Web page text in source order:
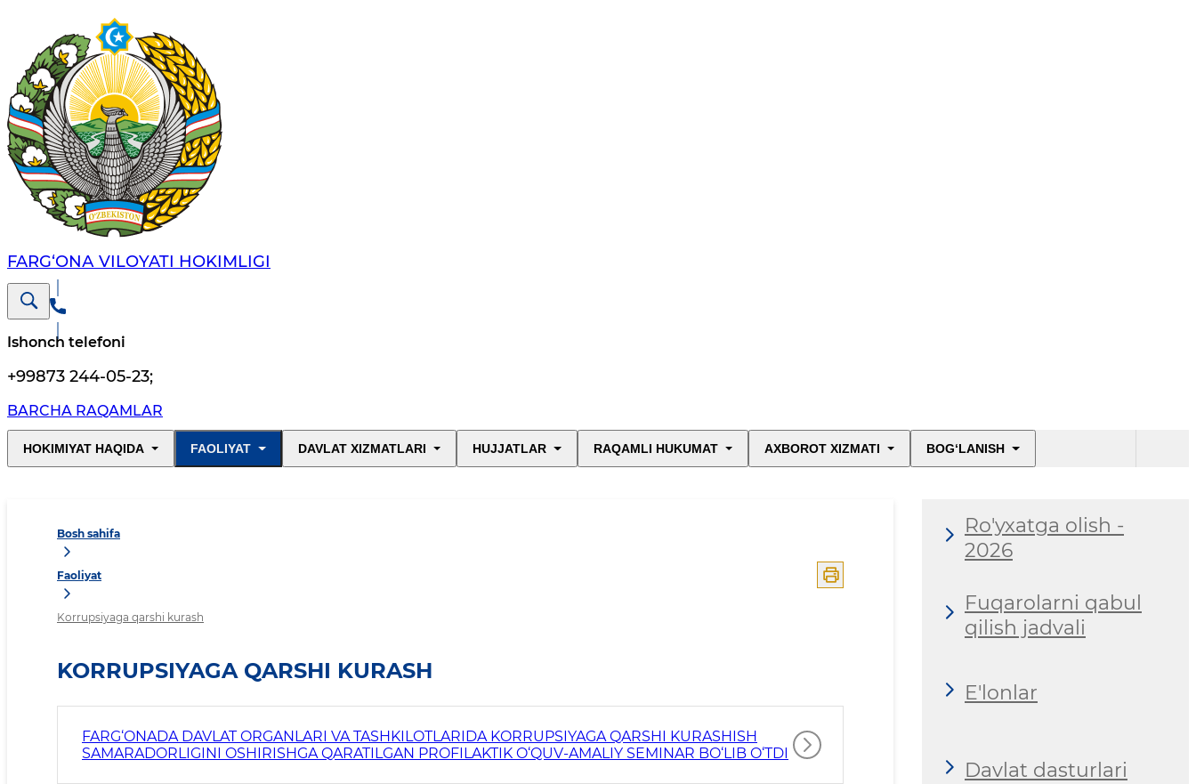
FARG‘ОNА VILОYATI HОKIMLIGI
Ishonch telefoni
+99873 244-05-23;
BARCHA RAQAMLAR
HOKIMIYAT HAQIDA FAOLIYAT DAVLAT XIZMATLARI HUJJATLAR RAQAMLI HUKUMAT AXBOROT XIZMATI BOG‘LANISH
Bosh sahifa
Faoliyat
Korrupsiyaga qarshi kurash
KORRUPSIYAGA QARSHI KURASH
FARG‘ONADA DAVLAT ORGANLARI VA TASHKILOTLARIDA KORRUPSIYAGA QARSHI KURASHISH
SAMARADORLIGINI OSHIRISHGA QARATILGAN PROFILAKTIK O‘QUV-AMALIY SEMINAR BO‘LIB O‘TDI
Ro'yxatga olish -
2026
Fuqarolarni qabul
qilish jadvali
E'lonlar
Davlat dasturlari